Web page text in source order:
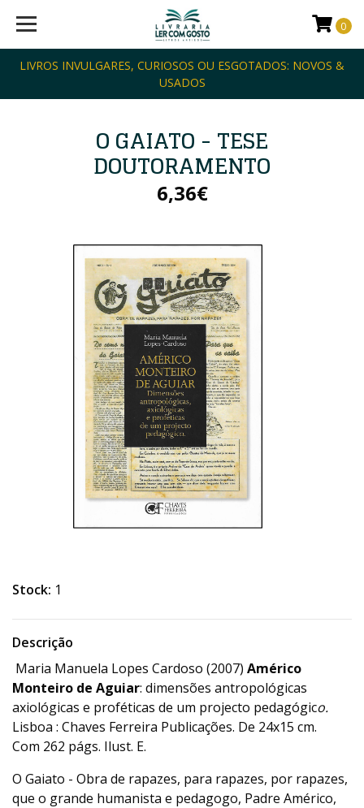
LIVROS INVULGARES, CURIOSOS OU ESGOTADOS: NOVOS &
USADOS
0
O GAIATO - TESE
DOUTORAMENTO
6,36€
Stock: 1
Descrição
Maria Manuela Lopes Cardoso (2007) Américo
Monteiro de Aguiar: dimensões antropológicas
axiológicas e proféticas de um projecto pedagógico.
Lisboa : Chaves Ferreira Publicações. De 24x15 cm.
Com 262 págs. Ilust. E.
O Gaiato - Obra de rapazes, para rapazes, por rapazes,
que o grande humanista e pedagogo, Padre Américo,